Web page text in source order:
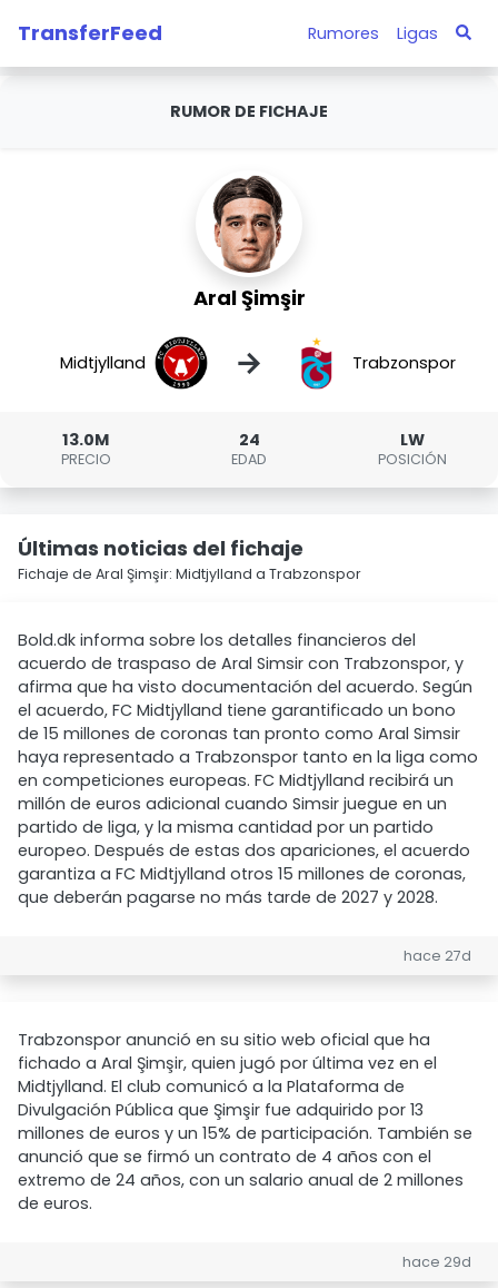
TransferFeed Rumores Ligas
RUMOR DE FICHAJE
Aral Şimşir
Midtjylland → Trabzonspor
13.0M
PRECIO
24
EDAD
LW
POSICIÓN
Últimas noticias del fichaje
Fichaje de Aral Şimşir: Midtjylland a Trabzonspor
Bold.dk informa sobre los detalles financieros del
acuerdo de traspaso de Aral Simsir con Trabzonspor, y
afirma que ha visto documentación del acuerdo. Según
el acuerdo, FC Midtjylland tiene garantificado un bono
de 15 millones de coronas tan pronto como Aral Simsir
haya representado a Trabzonspor tanto en la liga como
en competiciones europeas. FC Midtjylland recibirá un
millón de euros adicional cuando Simsir juegue en un
partido de liga, y la misma cantidad por un partido
europeo. Después de estas dos apariciones, el acuerdo
garantiza a FC Midtjylland otros 15 millones de coronas,
que deberán pagarse no más tarde de 2027 y 2028.
hace 27d
Trabzonspor anunció en su sitio web oficial que ha
fichado a Aral Şimşir, quien jugó por última vez en el
Midtjylland. El club comunicó a la Plataforma de
Divulgación Pública que Şimşir fue adquirido por 13
millones de euros y un 15% de participación. También se
anunció que se firmó un contrato de 4 años con el
extremo de 24 años, con un salario anual de 2 millones
de euros.
hace 29d